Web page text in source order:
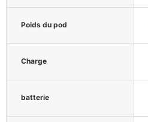
Poids du pod
Charge
batterie